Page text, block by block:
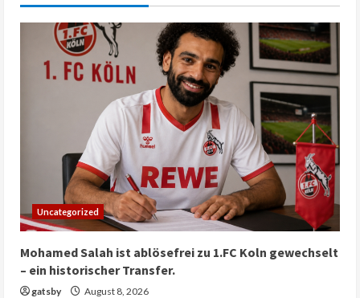
Uncategorized
Mohamed Salah ist ablösefrei zu 1.FC Koln gewechselt
– ein historischer Transfer.
gatsby August 8, 2026